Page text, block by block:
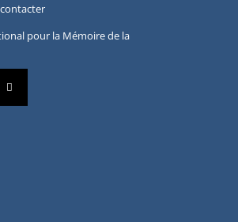
pour la Mémoire de la